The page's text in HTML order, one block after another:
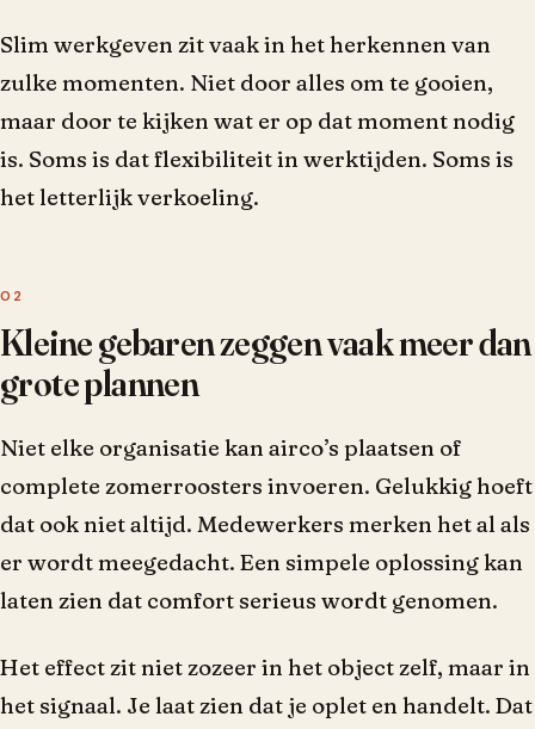
Slim werkgeven zit vaak in het herkennen van
zulke momenten. Niet door alles om te gooien,
maar door te kijken wat er op dat moment nodig
is. Soms is dat flexibiliteit in werktijden. Soms is
het letterlijk verkoeling.
Kleine gebaren zeggen vaak meer dan
grote plannen
Niet elke organisatie kan airco’s plaatsen of
complete zomerroosters invoeren. Gelukkig hoeft
dat ook niet altijd. Medewerkers merken het al als
er wordt meegedacht. Een simpele oplossing kan
laten zien dat comfort serieus wordt genomen.
Het effect zit niet zozeer in het object zelf, maar in
het signaal. Je laat zien dat je oplet en handelt. Dat